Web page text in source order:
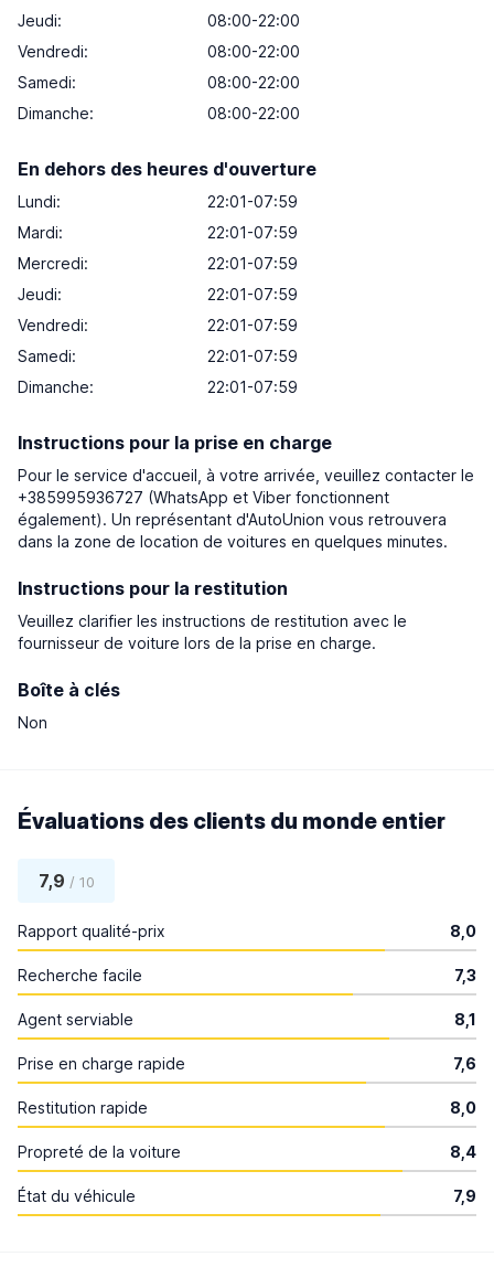
Jeudi:
08:00-22:00
Vendredi:
08:00-22:00
Samedi:
08:00-22:00
Dimanche: 08:00-22:00
En dehors des heures d'ouverture
Lundi:
22:01-07:59
Mardi:
22:01-07:59
Mercredi:
22:01-07:59
Jeudi:
22:01-07:59
Vendredi:
22:01-07:59
Samedi:
22:01-07:59
Dimanche:
22:01-07:59
Instructions pour la prise en charge
Pour le service d'accueil, à votre arrivée, veuillez contacter le
+385995936727 (WhatsApp et Viber fonctionnent
également). Un représentant d'AutoUnion vous retrouvera
dans la zone de location de voitures en quelques minutes.
Instructions pour la restitution
Veuillez clarifier les instructions de restitution avec le
fournisseur de voiture lors de la prise en charge.
Boîte à clés
Non
Évaluations des clients du monde entier
7,9 / 10
Rapport qualité-prix 8,0
Recherche facile 7,3
Agent serviable 8,1
Prise en charge rapide 7,6
Restitution rapide 8,0
Propreté de la voiture 8,4
État du véhicule 7,9